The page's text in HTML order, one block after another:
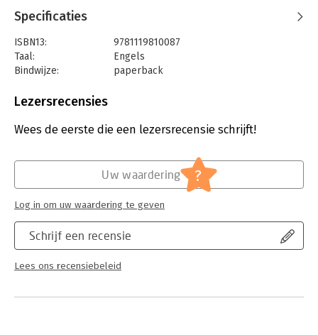
Specificaties
ISBN13:
9781119810087
Taal:
Engels
Bindwijze:
paperback
Uitgever:
Lezersrecensies
Wees de eerste die een lezersrecensie schrijft!
Schrijf een recensie
Lees ons recensiebeleid
Uw waardering ?
Log in om uw waardering te geven